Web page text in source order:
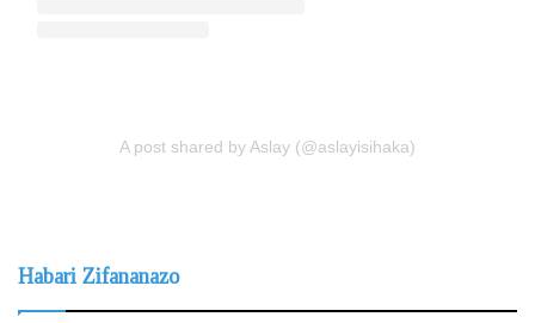
A post shared by Aslay (@aslayisihaka)
Habari Zifananazo